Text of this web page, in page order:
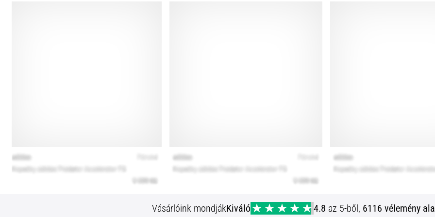
Vásárlóink mondjákKiváló 4.8 az 5-ből, 6116 vélemény